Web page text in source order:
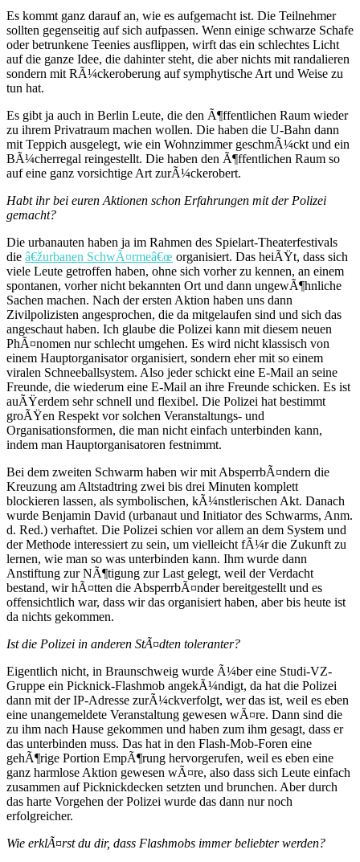
Es kommt ganz darauf an, wie es aufgemacht ist. Die Teilnehmer
sollten gegenseitig auf sich aufpassen. Wenn einige schwarze Schafe
oder betrunkene Teenies ausflippen, wirft das ein schlechtes Licht
auf die ganze Idee, die dahinter steht, die aber nichts mit randalieren
sondern mit RÃ¼ckeroberung auf symphytische Art und Weise zu
tun hat.
Es gibt ja auch in Berlin Leute, die den Ã¶ffentlichen Raum wieder
zu ihrem Privatraum machen wollen. Die haben die U-Bahn dann
mit Teppich ausgelegt, wie ein Wohnzimmer geschmÃ¼ckt und ein
BÃ¼cherregal reingestellt. Die haben den Ã¶ffentlichen Raum so
auf eine ganz vorsichtige Art zurÃ¼ckerobert.
Habt ihr bei euren Aktionen schon Erfahrungen mit der Polizei
gemacht?
Die urbanauten haben ja im Rahmen des Spielart-Theaterfestivals
die â€žurbanen SchwÃ¤rmeâ€œ organisiert. Das heiÃŸt, dass sich
viele Leute getroffen haben, ohne sich vorher zu kennen, an einem
spontanen, vorher nicht bekannten Ort und dann ungewÃ¶hnliche
Sachen machen. Nach der ersten Aktion haben uns dann
Zivilpolizisten angesprochen, die da mitgelaufen sind und sich das
angeschaut haben. Ich glaube die Polizei kann mit diesem neuen
PhÃ¤nomen nur schlecht umgehen. Es wird nicht klassisch von
einem Hauptorganisator organisiert, sondern eher mit so einem
viralen Schneeballsystem. Also jeder schickt eine E-Mail an seine
Freunde, die wiederum eine E-Mail an ihre Freunde schicken. Es ist
auÃŸerdem sehr schnell und flexibel. Die Polizei hat bestimmt
groÃŸen Respekt vor solchen Veranstaltungs- und
Organisationsformen, die man nicht einfach unterbinden kann,
indem man Hauptorganisatoren festnimmt.
Bei dem zweiten Schwarm haben wir mit AbsperrbÃ¤ndern die
Kreuzung am Altstadtring zwei bis drei Minuten komplett
blockieren lassen, als symbolischen, kÃ¼nstlerischen Akt. Danach
wurde Benjamin David (urbanaut und Initiator des Schwarms, Anm.
d. Red.) verhaftet. Die Polizei schien vor allem an dem System und
der Methode interessiert zu sein, um vielleicht fÃ¼r die Zukunft zu
lernen, wie man so was unterbinden kann. Ihm wurde dann
Anstiftung zur NÃ¶tigung zur Last gelegt, weil der Verdacht
bestand, wir hÃ¤tten die AbsperrbÃ¤nder bereitgestellt und es
offensichtlich war, dass wir das organisiert haben, aber bis heute ist
da nichts gekommen.
Ist die Polizei in anderen StÃ¤dten toleranter?
Eigentlich nicht, in Braunschweig wurde Ã¼ber eine Studi-VZ-
Gruppe ein Picknick-Flashmob angekÃ¼ndigt, da hat die Polizei
dann mit der IP-Adresse zurÃ¼ckverfolgt, wer das ist, weil es eben
eine unangemeldete Veranstaltung gewesen wÃ¤re. Dann sind die
zu ihm nach Hause gekommen und haben zum ihm gesagt, dass er
das unterbinden muss. Das hat in den Flash-Mob-Foren eine
gehÃ¶rige Portion EmpÃ¶rung hervorgerufen, weil es eben eine
ganz harmlose Aktion gewesen wÃ¤re, also dass sich Leute einfach
zusammen auf Picknickdecken setzten und brunchen. Aber durch
das harte Vorgehen der Polizei wurde das dann nur noch
erfolgreicher.
Wie erklÃ¤rst du dir, dass Flashmobs immer beliebter werden?